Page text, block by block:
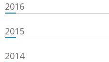
2016
2015
2014